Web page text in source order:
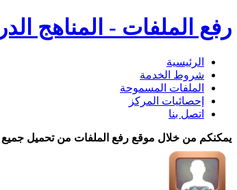
رفع الملفات - المناهج
الرئيسية
شروط الخدمة
الملفات المسموحة
إحصائيات المركز
اتصل بنا
يمكنكم من خلال موقع رفع الملفات من تحميل جميع